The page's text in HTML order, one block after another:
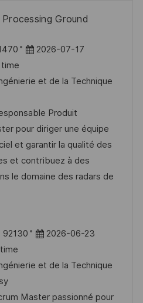
Ground
D
t
d
’
a
f
f
a
e
2026-07-17
time
et de la Technique
Produit
pour diriger une équipe
et garantir la qualité des
et contribuez à des
le domaine des radars de
92130
D
t
d
2026-06-23
et de la Technique
Master passionné pour